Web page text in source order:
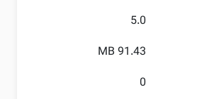
5.0
91.43 MB
0